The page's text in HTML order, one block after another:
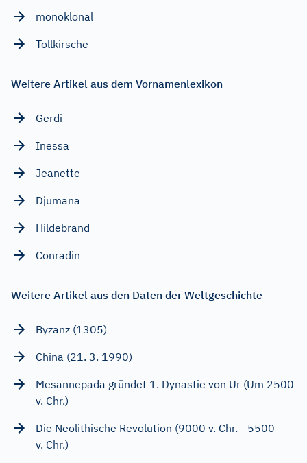
monoklonal
Tollkirsche
Weitere Artikel aus dem Vornamenlexikon
Gerdi
Inessa
Jeanette
Djumana
Hildebrand
Conradin
Weitere Artikel aus den Daten der Weltgeschichte
Byzanz (1305)
China (21. 3. 1990)
Mesannepada gründet 1. Dynastie von Ur (Um 2500
v. Chr.)
Die Neolithische Revolution (9000 v. Chr. - 5500
v. Chr.)